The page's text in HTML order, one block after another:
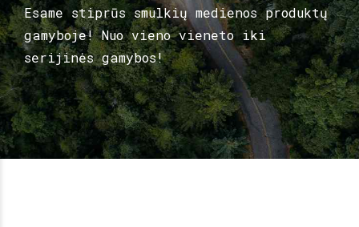
Esame stiprūs smulkių medienos produktų
gamyboje! Nuo vieno vieneto iki
serijinės gamybos!